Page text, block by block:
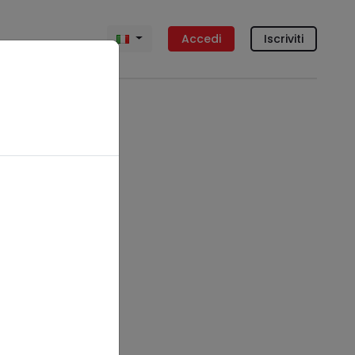
Accedi Iscriviti